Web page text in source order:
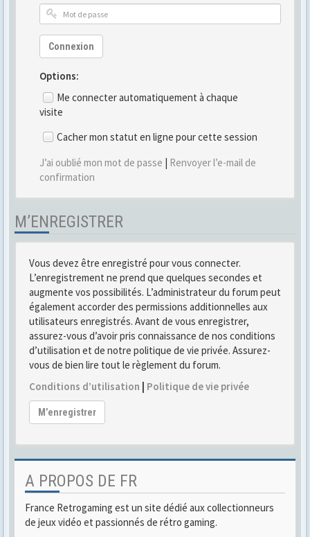
Connexion
Options:
Me connecter automatiquement à chaque
visite
Cacher mon statut en ligne pour cette session
J’ai oublié mon mot de passe | Renvoyer l’e-mail de
confirmation
M’ENREGISTRER
Vous devez être enregistré pour vous connecter.
L’enregistrement ne prend que quelques secondes et
augmente vos possibilités. L’administrateur du forum peut
également accorder des permissions additionnelles aux
utilisateurs enregistrés. Avant de vous enregistrer,
assurez-vous d’avoir pris connaissance de nos conditions
d’utilisation et de notre politique de vie privée. Assurez-
vous de bien lire tout le règlement du forum.
Conditions d’utilisation | Politique de vie privée
M’enregistrer
A PROPOS DE FR
France Retrogaming est un site dédié aux collectionneurs
de jeux vidéo et passionnés de rétro gaming.